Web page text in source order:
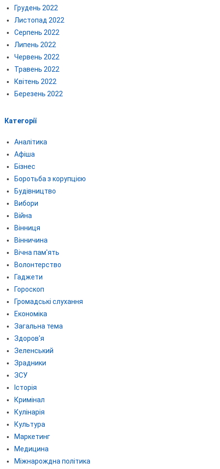
Грудень 2022
Листопад 2022
Серпень 2022
Липень 2022
Червень 2022
Травень 2022
Квітень 2022
Березень 2022
Категорії
Аналітика
Афіша
Бізнес
Боротьба з корупцією
Будівництво
Вибори
Війна
Вінниця
Вінничина
Вічна пам'ять
Волонтерство
Гаджети
Гороскоп
Громадські слухання
Економіка
Загальна тема
Здоров'я
Зеленський
Зрадники
ЗСУ
Історія
Кримінал
Кулінарія
Культура
Маркетинг
Медицина
Міжнарождна політика